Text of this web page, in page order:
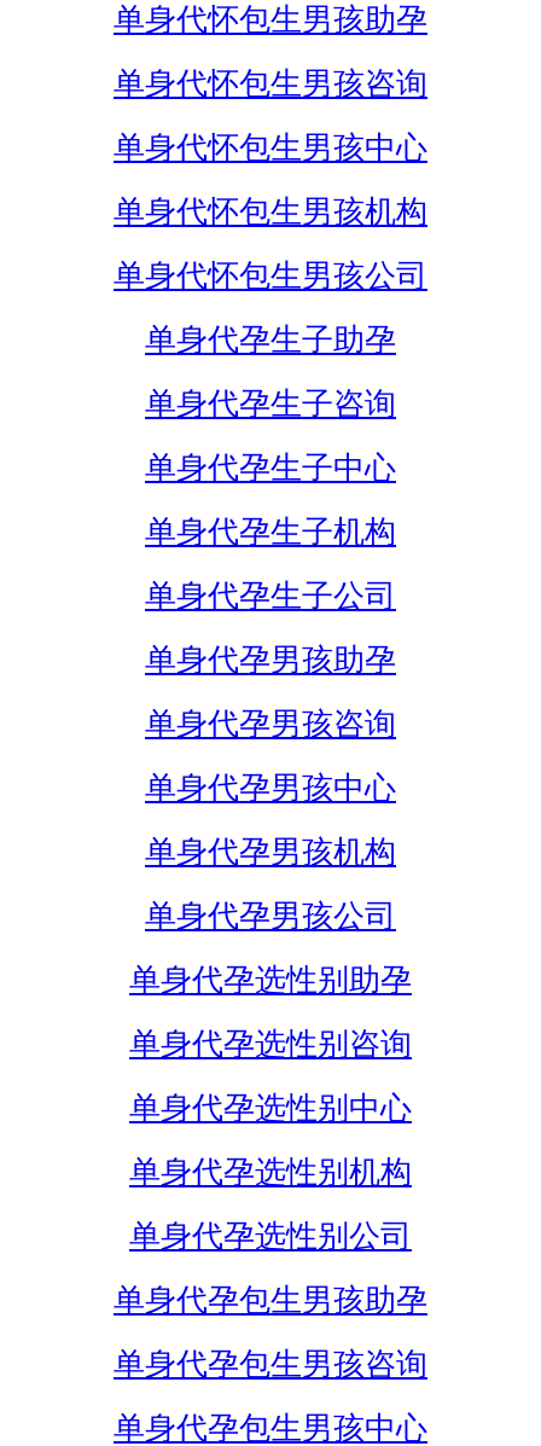
单身代怀包生男孩助孕
单身代怀包生男孩咨询
单身代怀包生男孩中心
单身代怀包生男孩机构
单身代怀包生男孩公司
单身代孕生子助孕
单身代孕生子咨询
单身代孕生子中心
单身代孕生子机构
单身代孕生子公司
单身代孕男孩助孕
单身代孕男孩咨询
单身代孕男孩中心
单身代孕男孩机构
单身代孕男孩公司
单身代孕选性别助孕
单身代孕选性别咨询
单身代孕选性别中心
单身代孕选性别机构
单身代孕选性别公司
单身代孕包生男孩助孕
单身代孕包生男孩咨询
单身代孕包生男孩中心